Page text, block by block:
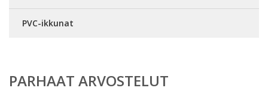
PVC-ikkunat
PARHAAT ARVOSTELUT